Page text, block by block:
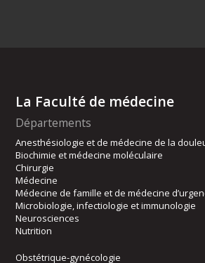
La Faculté de médecine
Départements
Anesthésiologie et de médecine de la
Biochimie et médecine moléculaire
Chirurgie
Médecine
Médecine de famille et de médecine
Microbiologie, infectiologie et immunologie
Neurosciences
Nutrition
Obstétrique-gynécologie